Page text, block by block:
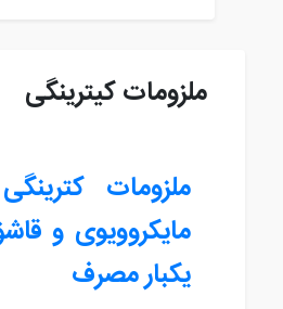
ملزومات کیترینگی
ملزومات
مایکروویوی و
یکبار مصرف